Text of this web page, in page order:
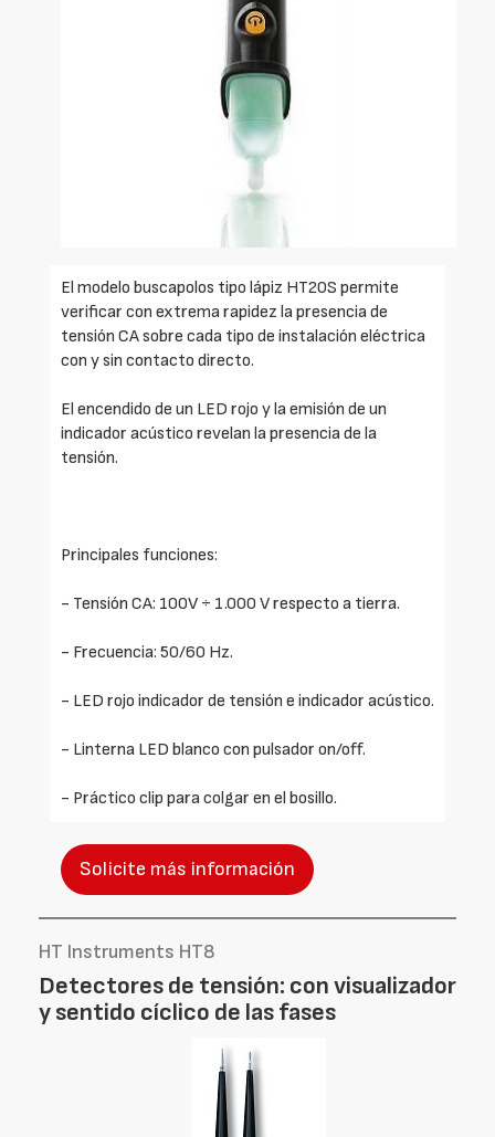
El modelo buscapolos tipo lápiz HT20S permite
verificar con extrema rapidez la presencia de
tensión CA sobre cada tipo de instalación eléctrica
con y sin contacto directo.
El encendido de un LED rojo y la emisión de un
indicador acústico revelan la presencia de la
tensión.
Principales funciones:
- Tensión CA: 100V ÷ 1.000 V respecto a tierra.
- Frecuencia: 50/60 Hz.
- LED rojo indicador de tensión e indicador acústico.
- Linterna LED blanco con pulsador on/off.
- Práctico clip para colgar en el bosillo.
Solicite más información
HT Instruments HT8
Detectores de tensión: con visualizador
y sentido cíclico de las fases